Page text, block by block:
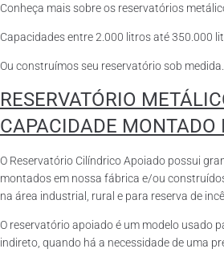
Conheça mais sobre os reservatórios
Capacidades entre 2.000 litros até 350.000
Ou construímos seu reservatório sob medida.
RESERVATÓRIO
CAPACIDADE MONTADO
O Reservatório Cilíndrico Apoiado possui
montados em nossa fábrica e/ou
na área industrial, rural e para reserva de
O reservatório apoiado é um modelo usado
indireto, quando há a necessidade de uma